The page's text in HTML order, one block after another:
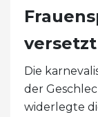
Die
der
widerlegte